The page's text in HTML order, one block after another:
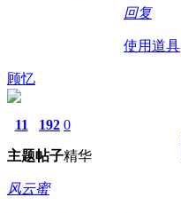
回复
使用道具
顾忆
11
主题
192
帖子
0
精华
风云蜜